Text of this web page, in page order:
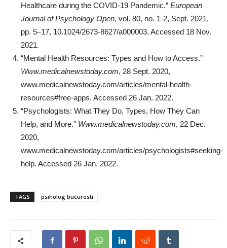
Healthcare during the COVID-19 Pandemic.” European
Journal of Psychology Open, vol. 80, no. 1-2, Sept. 2021,
pp. 5–17, 10.1024/2673-8627/a000003. Accessed 18 Nov.
2021.
“Mental Health Resources: Types and How to Access.”
Www.medicalnewstoday.com, 28 Sept. 2020,
www.medicalnewstoday.com/articles/mental-health-
resources#free-apps. Accessed 26 Jan. 2022.
“Psychologists: What They Do, Types, How They Can
Help, and More.” Www.medicalnewstoday.com, 22 Dec.
2020,
www.medicalnewstoday.com/articles/psychologists#seeking-
help. Accessed 26 Jan. 2022.
TAGS psiholog bucuresti